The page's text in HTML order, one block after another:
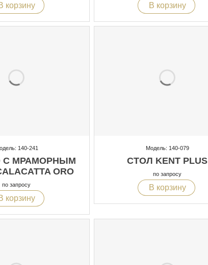
корзину В корзину
140-241
С МРАМОРНЫМ
ORO
по запросу
корзину
Модель: 140-079
СТОЛ KENT PLUS
по запросу
В корзину